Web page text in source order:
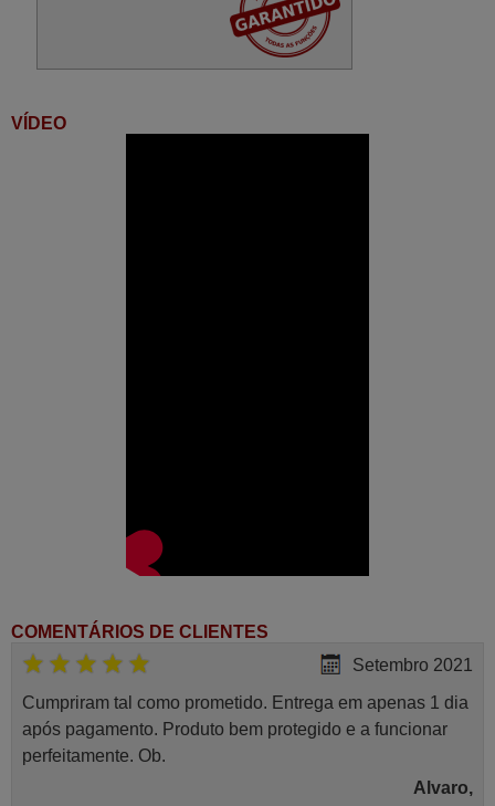
VÍDEO
COMENTÁRIOS DE CLIENTES
Setembro 2021
Cumpriram tal como prometido. Entrega em apenas 1 dia
após pagamento. Produto bem protegido e a funcionar
perfeitamente. Ob.
Alvaro,